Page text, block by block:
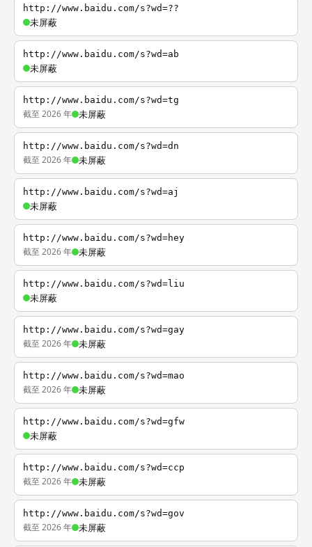
http://www.baidu.com/s?wd=??
未屏蔽
http://www.baidu.com/s?wd=ab
未屏蔽
http://www.baidu.com/s?wd=tg
截至 2026 年 未屏蔽
http://www.baidu.com/s?wd=dn
截至 2026 年 未屏蔽
http://www.baidu.com/s?wd=aj
未屏蔽
http://www.baidu.com/s?wd=hey
截至 2026 年 未屏蔽
http://www.baidu.com/s?wd=liu
未屏蔽
http://www.baidu.com/s?wd=gay
截至 2026 年 未屏蔽
http://www.baidu.com/s?wd=mao
截至 2026 年 未屏蔽
http://www.baidu.com/s?wd=gfw
未屏蔽
http://www.baidu.com/s?wd=ccp
截至 2026 年 未屏蔽
http://www.baidu.com/s?wd=gov
截至 2026 年 未屏蔽